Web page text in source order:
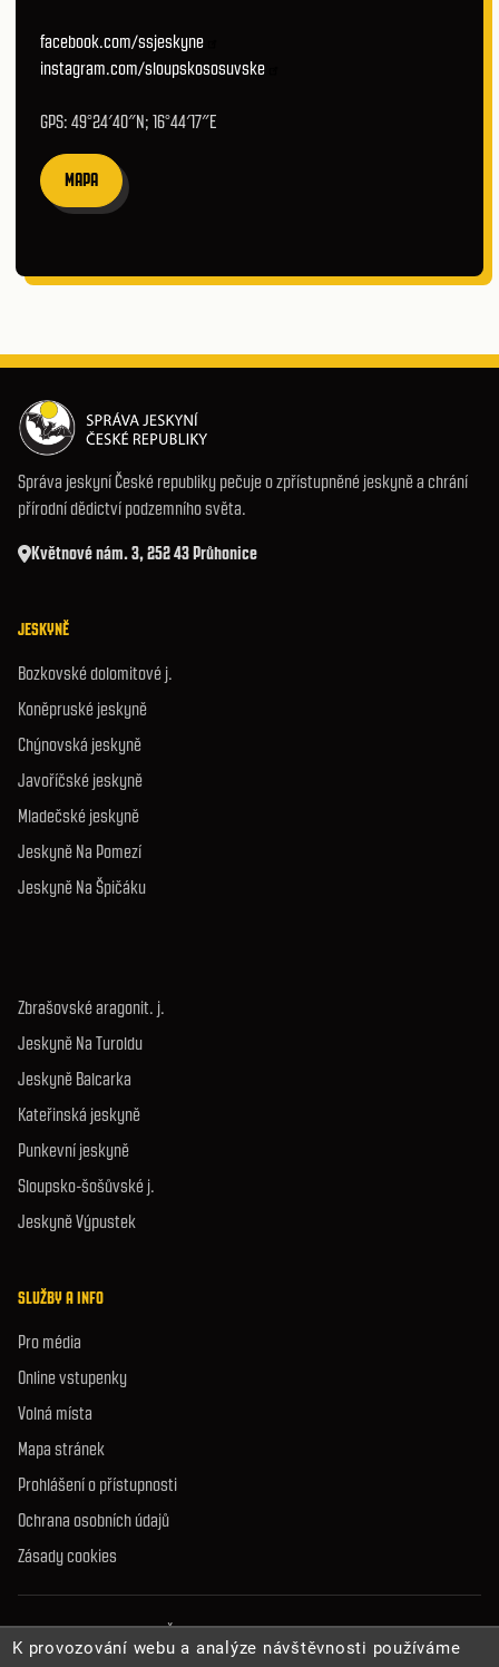
facebook.com/ssjeskyne
instagram.com/sloupskososuvske
GPS: 49°24′40″N; 16°44′17″E
MAPA
Správa jeskyní České republiky pečuje o zpřístupněné jeskyně a chrání
přírodní dědictví podzemního světa.
Květnové nám. 3, 252 43 Průhonice
JESKYNĚ
Bozkovské dolomitové j.
Koněpruské jeskyně
Chýnovská jeskyně
Javoříčské jeskyně
Mladečské jeskyně
Jeskyně Na Pomezí
Jeskyně Na Špičáku
Zbrašovské aragonit. j.
Jeskyně Na Turoldu
Jeskyně Balcarka
Kateřinská jeskyně
Punkevní jeskyně
Sloupsko-šošůvské j.
Jeskyně Výpustek
SLUŽBY A INFO
Pro média
Online vstupenky
Volná místa
Mapa stránek
Prohlášení o přístupnosti
Ochrana osobních údajů
Zásady cookies
K provozování webu a analýze návštěvnosti používáme